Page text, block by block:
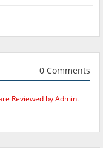
0 Comments
Reviewed by Admin.